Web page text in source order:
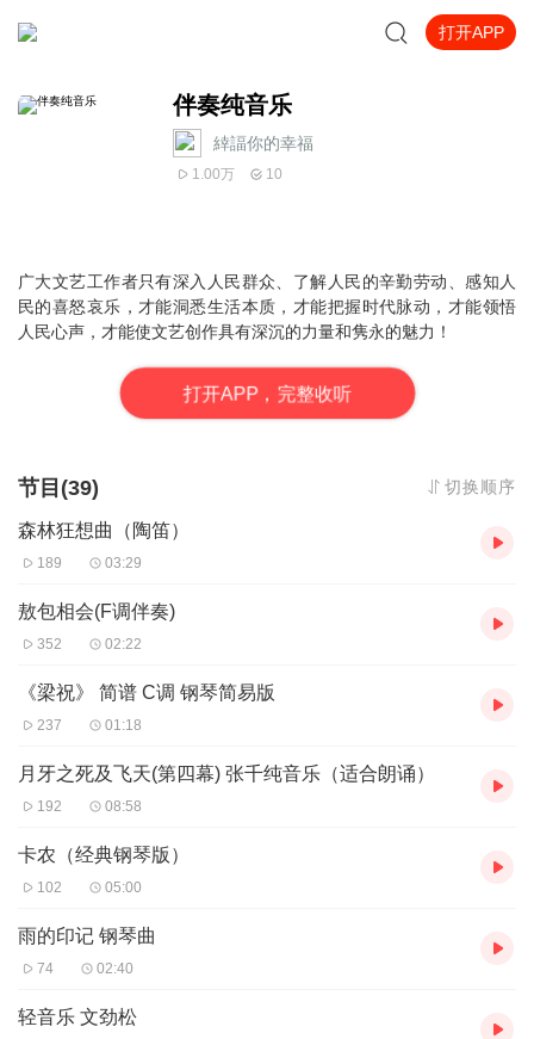
打开APP
伴奏纯音乐
緈諨你的幸福
1.00万 10
广大文艺工作者只有深入人民群众、了解人民的辛勤劳动、感知人
民的喜怒哀乐，才能洞悉生活本质，才能把握时代脉动，才能领悟
人民心声，才能使文艺创作具有深沉的力量和隽永的魅力！
打开APP，完整收听
节目(39) 切换顺序
森林狂想曲（陶笛）
189 03:29
敖包相会(F调伴奏)
352 02:22
《梁祝》 简谱 C调 钢琴简易版
237 01:18
月牙之死及飞天(第四幕) 张千纯音乐（适合朗诵）
192 08:58
卡农（经典钢琴版）
102 05:00
雨的印记 钢琴曲
74 02:40
轻音乐 文劲松